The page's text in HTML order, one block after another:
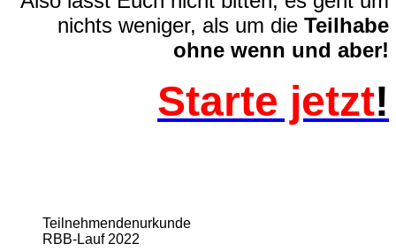
nichts weniger, als um die Teilhabe
ohne wenn und aber!
Starte jetzt!
Teilnehmendenurkunde
RBB-Lauf 2022